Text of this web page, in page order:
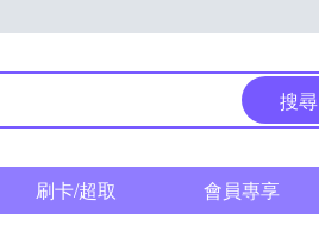
搜尋
刷卡/超取 會員專享